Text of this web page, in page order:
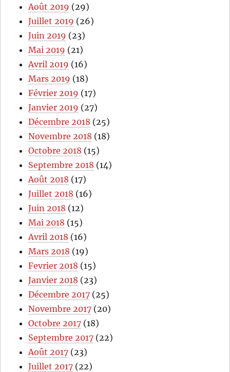
Août 2019 (29)
Juillet 2019 (26)
Juin 2019 (23)
Mai 2019 (21)
Avril 2019 (16)
Mars 2019 (18)
Février 2019 (17)
Janvier 2019 (27)
Décembre 2018 (25)
Novembre 2018 (18)
Octobre 2018 (15)
Septembre 2018 (14)
Août 2018 (17)
Juillet 2018 (16)
Juin 2018 (12)
Mai 2018 (15)
Avril 2018 (16)
Mars 2018 (19)
Fevrier 2018 (15)
Janvier 2018 (23)
Décembre 2017 (25)
Novembre 2017 (20)
Octobre 2017 (18)
Septembre 2017 (22)
Août 2017 (23)
Juillet 2017 (22)